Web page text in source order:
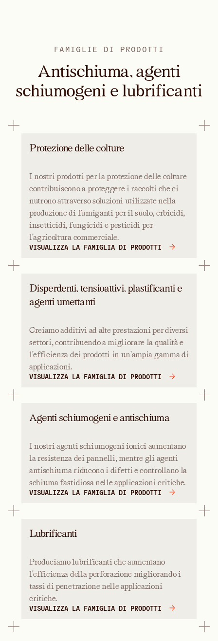
FAMIGLIE DI PRODOTTI
Antischiuma, agenti
schiumogeni e lubrificanti
Protezione delle colture
I nostri prodotti per la protezione delle colture
contribuiscono a proteggere i raccolti che ci
nutrono attraverso soluzioni utilizzate nella
produzione di fumiganti per il suolo, erbicidi,
insetticidi, fungicidi e pesticidi per
l'agricoltura commerciale.
VISUALIZZA LA FAMIGLIA DI PRODOTTI
Disperdenti, tensioattivi, plastificanti e
agenti umettanti
Creiamo additivi ad alte prestazioni per diversi
settori, contribuendo a migliorare la qualità e
l'efficienza dei prodotti in un'ampia gamma di
applicazioni.
VISUALIZZA LA FAMIGLIA DI PRODOTTI
Agenti schiumogeni e antischiuma
I nostri agenti schiumogeni ionici aumentano
la resistenza dei pannelli, mentre gli agenti
antischiuma riducono i difetti e controllano la
schiuma fastidiosa nelle applicazioni critiche.
VISUALIZZA LA FAMIGLIA DI PRODOTTI
Lubrificanti
Produciamo lubrificanti che aumentano
l'efficienza della perforazione migliorando i
tassi di penetrazione nelle applicazioni
critiche.
VISUALIZZA LA FAMIGLIA DI PRODOTTI